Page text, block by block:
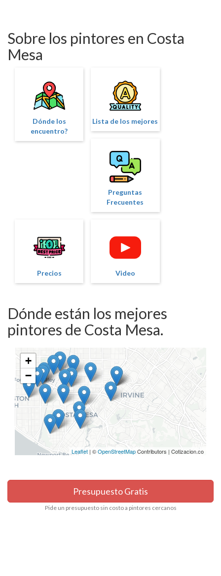
Sobre los pintores en Costa
Mesa
Dónde los
encuentro?
Lista de los mejores
Preguntas
Frecuentes
Precios Video
Dónde están los mejores
pintores de Costa Mesa.
+
−
Leaflet | ©OpenStreetMapContributors | Cotizacion.co
Presupuesto Gratis
Pide un presupuesto sin costo a pintores cercanos